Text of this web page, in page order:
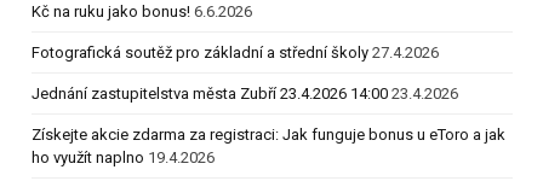
Kč na ruku jako bonus! 6.6.2026
Fotografická soutěž pro základní a střední školy 27.4.2026
Jednání zastupitelstva města Zubří 23.4.2026 14:00 23.4.2026
Získejte akcie zdarma za registraci: Jak funguje bonus u eToro a jak
ho využít naplno 19.4.2026